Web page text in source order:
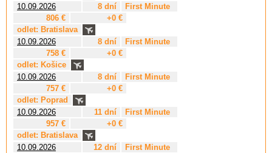
10.09.2026
8 dní
First Minute
806 €
+0 €
odlet: Bratislava
10.09.2026
8 dní
First Minute
758 €
+0 €
odlet: Košice
10.09.2026
8 dní
First Minute
757 €
+0 €
odlet: Poprad
10.09.2026
11 dní
First Minute
957 €
+0 €
odlet: Bratislava
10.09.2026
12 dní
First Minute